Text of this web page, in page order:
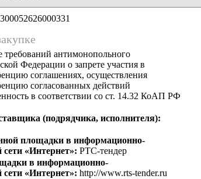
антимонопольного
Федерации о запрете участия в
соглашениях, осуществления
согласованных действий
в соответствии со ст. 14.32 КоАП РФ
(подрядчика, исполнителя):
площадки в информационно-
«Интернет»: РТС-тендер
в информационно-
«Интернет»: http://www.rts-tender.ru